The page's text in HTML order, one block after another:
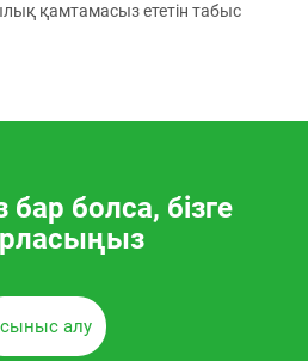
қамтамасыз ететін табыс
болса, бізге
алу